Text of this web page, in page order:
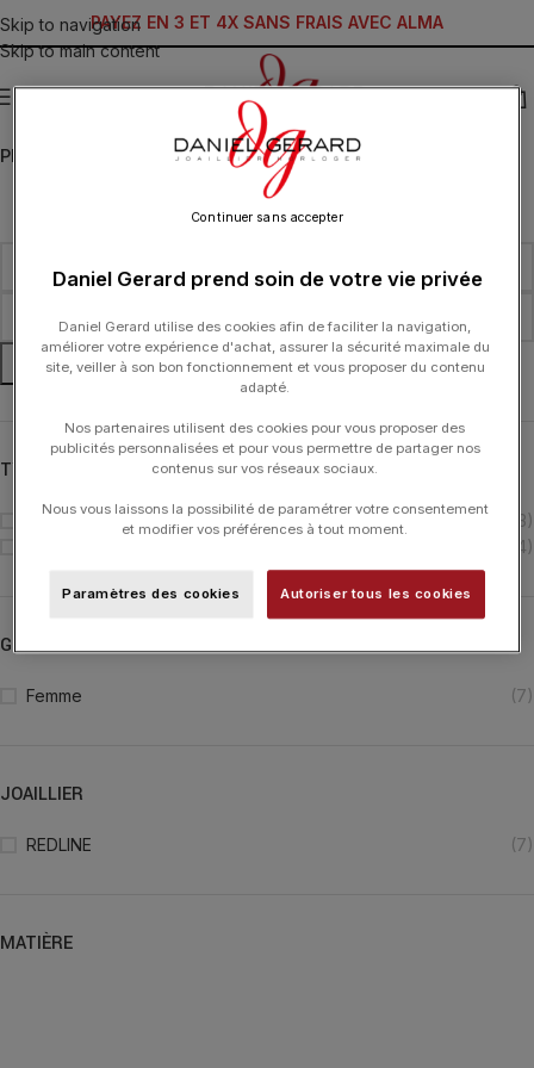
Skip to navigation
Skip to main content
PAYEZ EN 3 ET 4X SANS FRAIS AVEC ALMA
MENU
PRIX
FILTRER
TYPOLOGIE
Boucles d'Oreilles
(3)
(4)
GENRE
Femme (7)
JOAILLIER
REDLINE (7)
MATIÈRE
Daniel Gerard prend soin de votre vie privée
Daniel Gerard utilise des cookies afin de faciliter la navigation,
améliorer votre expérience d'achat, assurer la sécurité maximale du
site, veiller à son bon fonctionnement et vous proposer du contenu
adapté.
Nos partenaires utilisent des cookies pour vous proposer des
publicités personnalisées et pour vous permettre de partager nos
contenus sur vos réseaux sociaux.
Nous vous laissons la possibilité de paramétrer votre consentement
et modifier vos préférences à tout moment.
Paramètres des cookies Autoriser tous les cookies
Continuer sans accepter